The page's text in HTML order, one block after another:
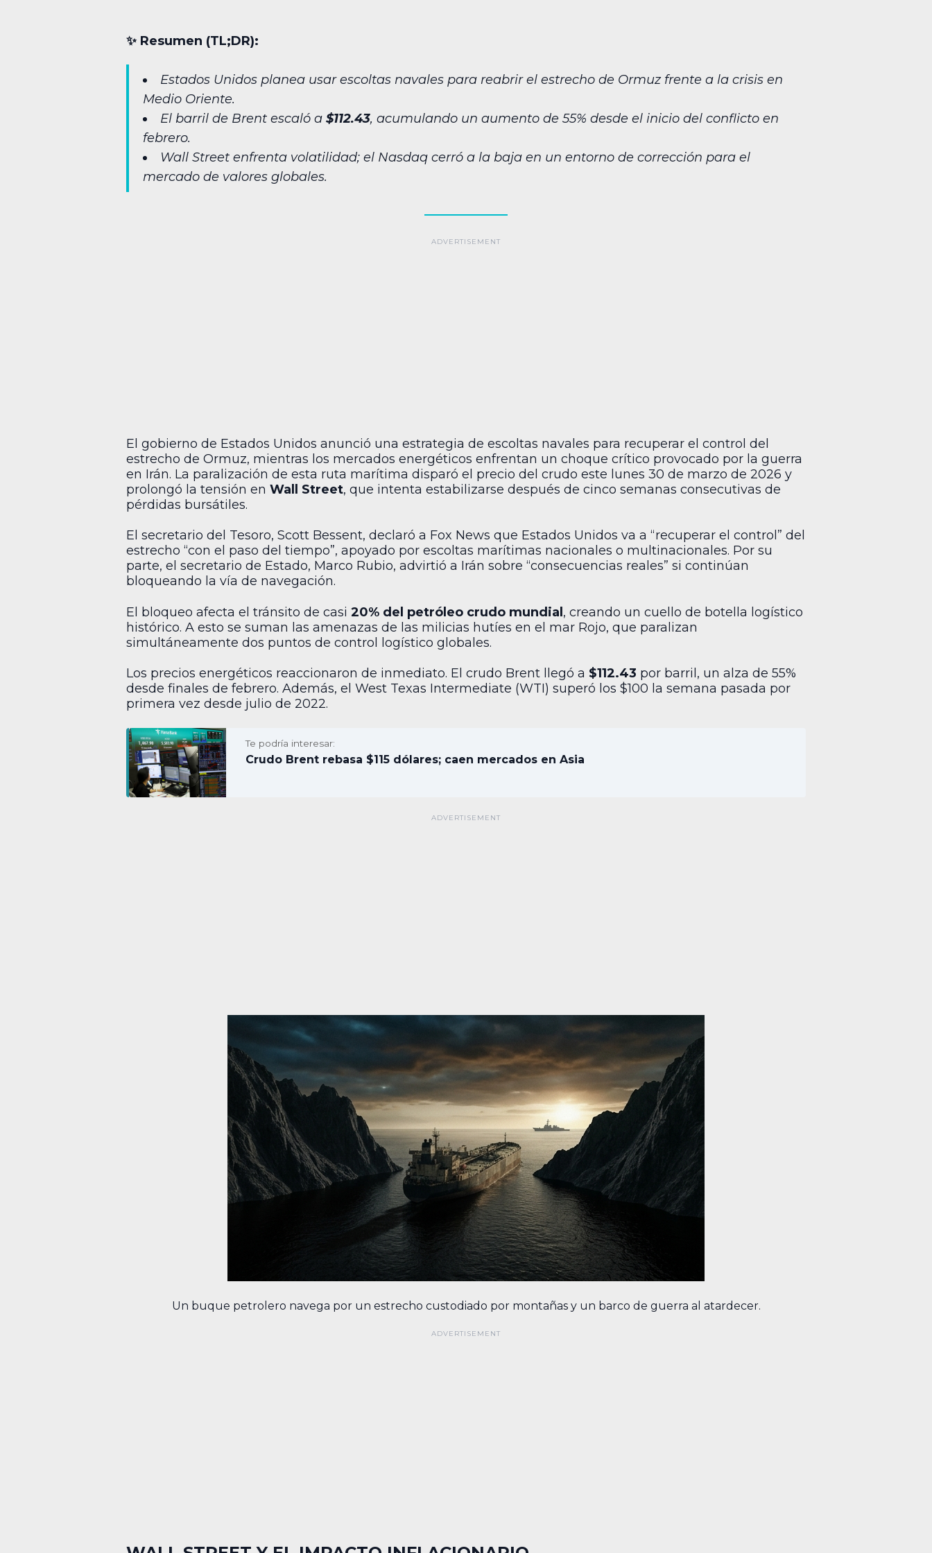
✨︎ Resumen (TL;DR):
Estados Unidos planea usar escoltas navales para reabrir el estrecho de Ormuz frente a la crisis en
Medio Oriente.
El barril de Brent escaló a $112.43, acumulando un aumento de 55% desde el inicio del conflicto en
febrero.
Wall Street enfrenta volatilidad; el Nasdaq cerró a la baja en un entorno de corrección para el
mercado de valores globales.
El gobierno de Estados Unidos anunció una estrategia de escoltas navales para recuperar el control del
estrecho de Ormuz, mientras los mercados energéticos enfrentan un choque crítico provocado por la guerra
en Irán. La paralización de esta ruta marítima disparó el precio del crudo este lunes 30 de marzo de 2026 y
prolongó la tensión en Wall Street, que intenta estabilizarse después de cinco semanas consecutivas de
pérdidas bursátiles.
El secretario del Tesoro, Scott Bessent, declaró a Fox News que Estados Unidos va a “recuperar el control” del
estrecho “con el paso del tiempo”, apoyado por escoltas marítimas nacionales o multinacionales. Por su
parte, el secretario de Estado, Marco Rubio, advirtió a Irán sobre “consecuencias reales” si continúan
bloqueando la vía de navegación.
El bloqueo afecta el tránsito de casi 20% del petróleo crudo mundial, creando un cuello de botella logístico
histórico. A esto se suman las amenazas de las milicias hutíes en el mar Rojo, que paralizan
simultáneamente dos puntos de control logístico globales.
Los precios energéticos reaccionaron de inmediato. El crudo Brent llegó a $112.43 por barril, un alza de 55%
desde finales de febrero. Además, el West Texas Intermediate (WTI) superó los $100 la semana pasada por
primera vez desde julio de 2022.
Te podría interesar:
Crudo Brent rebasa $115 dólares; caen mercados en Asia
Un buque petrolero navega por un estrecho custodiado por montañas y un barco de guerra al atardecer.